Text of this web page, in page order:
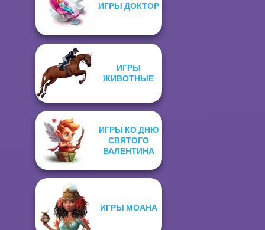
ИГРЫ ДОКТОР
ИГРЫ
ЖИВОТНЫЕ
ИГРЫ КО ДНЮ
СВЯТОГО
ВАЛЕНТИНА
ИГРЫ МОАНА